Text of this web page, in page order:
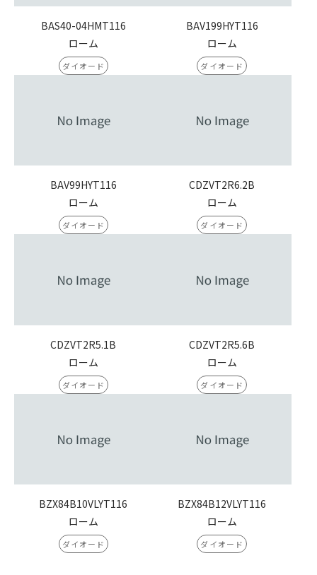
BAS40-04HMT116
ローム
ダイオード
BAV199HYT116
ローム
ダイオード
BAV99HYT116
ローム
ダイオード
CDZVT2R6.2B
ローム
ダイオード
CDZVT2R5.1B
ローム
ダイオード
CDZVT2R5.6B
ローム
ダイオード
BZX84B10VLYT116
ローム
ダイオード
BZX84B12VLYT116
ローム
ダイオード